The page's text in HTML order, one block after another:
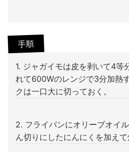
手順
1. ジャガイモは皮を剥いて4等
れて600Wのレンジで3分加熱
クは一口大に切っておく。
2. フライパンにオリーブオイ
ん切りにしたにんにくを加えて